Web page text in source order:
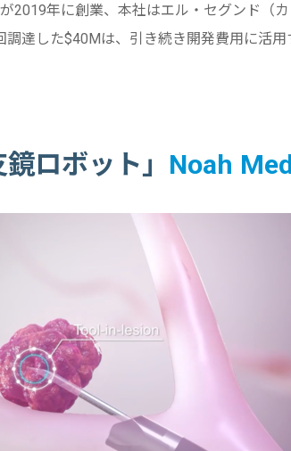
2019年に創業、本社はエル・セグンド（
達した$40Mは、引き続き開発費用に活用
ロボット」 Noah